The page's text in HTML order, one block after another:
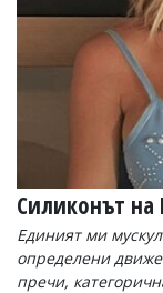
Силиконът на
Единият ми
определени
пречи,